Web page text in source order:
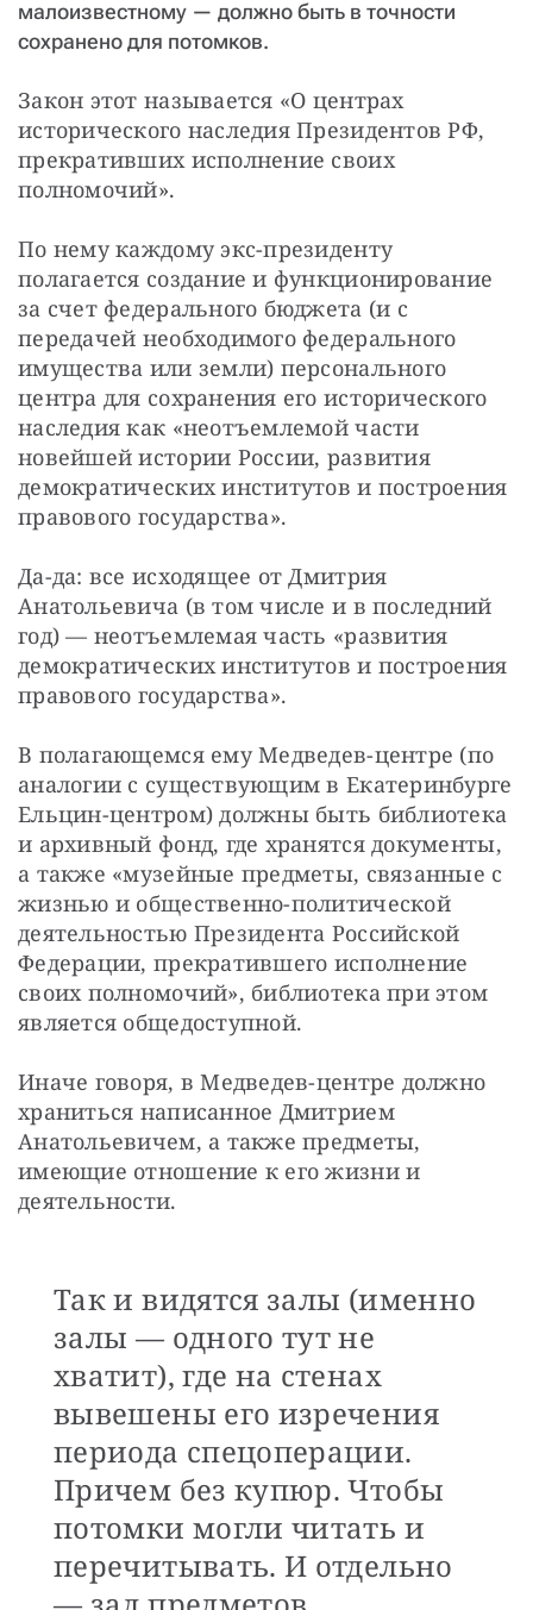
малоизвестному — должно быть в точности
сохранено для потомков.
Закон этот называется «О центрах
исторического наследия Президентов РФ,
прекративших исполнение своих
полномочий».
По нему каждому экс-президенту
полагается создание и функционирование
за счет федерального бюджета (и с
передачей необходимого федерального
имущества или земли) персонального
центра для сохранения его исторического
наследия как «неотъемлемой части
новейшей истории России, развития
демократических институтов и построения
правового государства».
Да-да: все исходящее от Дмитрия
Анатольевича (в том числе и в последний
год) — неотъемлемая часть «развития
демократических институтов и построения
правового государства».
В полагающемся ему Медведев-центре (по
аналогии с существующим в Екатеринбурге
Ельцин-центром) должны быть библиотека
и архивный фонд, где хранятся документы,
а также «музейные предметы, связанные с
жизнью и общественно-политической
деятельностью Президента Российской
Федерации, прекратившего исполнение
своих полномочий», библиотека при этом
является общедоступной.
Иначе говоря, в Медведев-центре должно
храниться написанное Дмитрием
Анатольевичем, а также предметы,
имеющие отношение к его жизни и
деятельности.
Так и видятся залы (именно
залы — одного тут не
хватит), где на стенах
вывешены его изречения
периода спецоперации.
Причем без купюр. Чтобы
потомки могли читать и
перечитывать. И отдельно